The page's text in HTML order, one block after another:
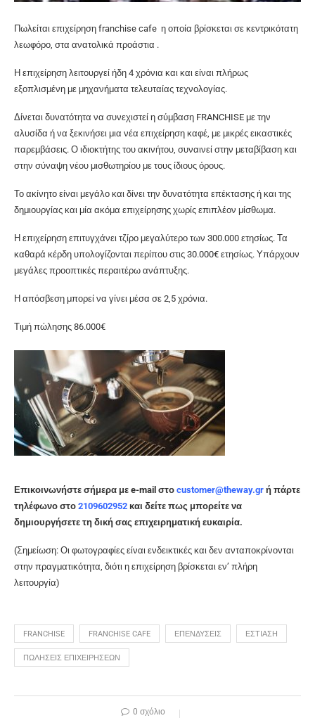
Πωλείται επιχείρηση franchise cafe η οποία βρίσκεται σε κεντρικότατη
λεωφόρο, στα ανατολικά προάστια .
Η επιχείρηση λειτουργεί ήδη 4 χρόνια και και είναι πλήρως
εξοπλισμένη με μηχανήματα τελευταίας τεχνολογίας.
Δίνεται δυνατότητα να συνεχιστεί η σύμβαση FRANCHISE με την
αλυσίδα ή να ξεκινήσει μια νέα επιχείρηση καφέ, με μικρές εικαστικές
παρεμβάσεις. Ο ιδιοκτήτης του ακινήτου, συναινεί στην μεταβίβαση και
στην σύναψη νέου μισθωτηρίου με τους ίδιους όρους.
Το ακίνητο είναι μεγάλο και δίνει την δυνατότητα επέκτασης ή και της
δημιουργίας και μία ακόμα επιχείρησης χωρίς επιπλέον μίσθωμα.
Η επιχείρηση επιτυγχάνει τζίρο μεγαλύτερο των 300.000 ετησίως. Τα
καθαρά κέρδη υπολογίζονται περίπου στις 30.000€ ετησίως. Υπάρχουν
μεγάλες προοπτικές περαιτέρω ανάπτυξης.
Η απόσβεση μπορεί να γίνει μέσα σε 2,5 χρόνια.
Τιμή πώλησης 86.000€
Επικοινωνήστε σήμερα με e-mail στο customer@theway.gr ή πάρτε
τηλέφωνο στο 2109602952 και δείτε πως μπορείτε να
δημιουργήσετε τη δική σας επιχειρηματική ευκαιρία.
(Σημείωση: Οι φωτογραφίες είναι ενδεικτικές και δεν ανταποκρίνονται
στην πραγματικότητα, διότι η επιχείρηση βρίσκεται εν’ πλήρη
λειτουργία)
FRANCHISE FRANCHISE CAFE ΕΠΕΝΔΥΣΕΙΣ ΕΣΤΙΑΣΗ
ΠΩΛΗΣΕΙΣ ΕΠΙΧΕΙΡΗΣΕΩΝ
0 σχόλιο